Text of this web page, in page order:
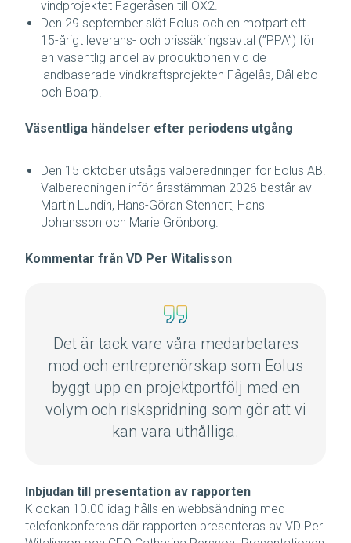
vindprojektet Fageråsen till OX2.
Den 29 september slöt Eolus och en motpart ett
15-årigt leverans- och prissäkringsavtal (”PPA”) för
en väsentlig andel av produktionen vid de
landbaserade vindkraftsprojekten Fågelås, Dållebo
och Boarp.
Väsentliga händelser efter periodens utgång
Den 15 oktober utsågs valberedningen för Eolus AB.
Valberedningen inför årsstämman 2026 består av
Martin Lundin, Hans-Göran Stennert, Hans
Johansson och Marie Grönborg.
Kommentar från VD Per Witalisson
Det är tack vare våra medarbetares
mod och entreprenörskap som Eolus
byggt upp en projektportfölj med en
volym och riskspridning som gör att vi
kan vara uthålliga.
Inbjudan till presentation av rapporten
Klockan 10.00 idag hålls en webbsändning med
telefonkonferens där rapporten presenteras av VD Per